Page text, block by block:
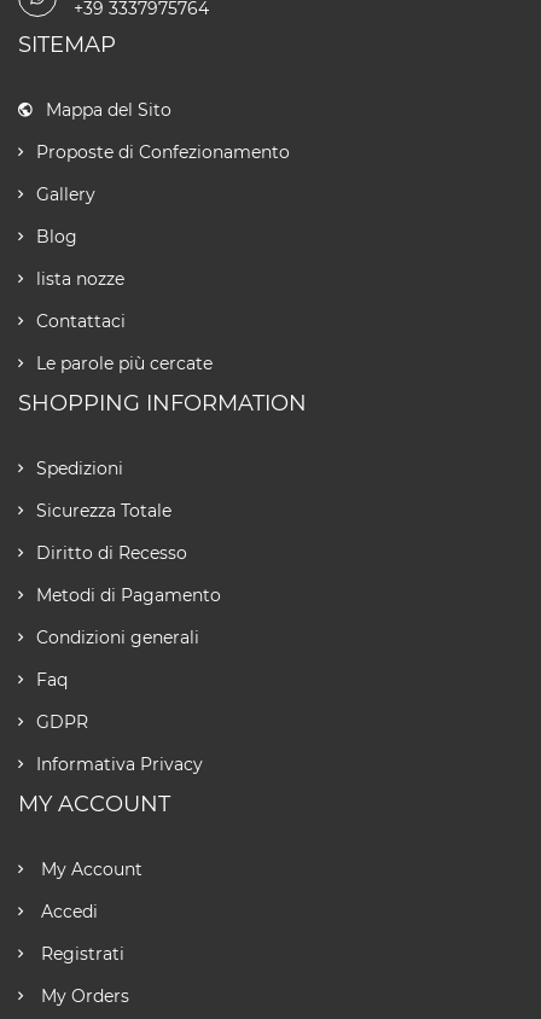
+39 3337975764
SITEMAP
Mappa del Sito
Proposte di Confezionamento
Gallery
Blog
lista nozze
Contattaci
Le parole più cercate
SHOPPING INFORMATION
Spedizioni
Sicurezza Totale
Diritto di Recesso
Metodi di Pagamento
Condizioni generali
Faq
GDPR
Informativa Privacy
MY ACCOUNT
My Account
Accedi
Registrati
My Orders